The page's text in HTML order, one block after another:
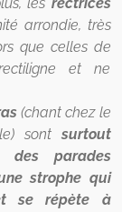
arrondie, très
que celles de
et ne
(chant chez le
sontsurtout
des parades
strophe qui
se répète à